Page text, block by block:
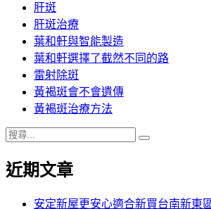
肝斑
肝斑治療
葉和軒與智能製造
葉和軒選擇了截然不同的路
雷射除斑
黃褐斑會不會遺傳
黃褐斑治療方法
搜
關
近期文章
安定新屋更安心適合新買台南新東